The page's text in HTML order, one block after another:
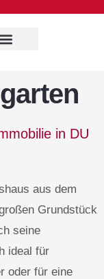
in DU
aus dem
Grundstück
seine
ideal für
oder für eine